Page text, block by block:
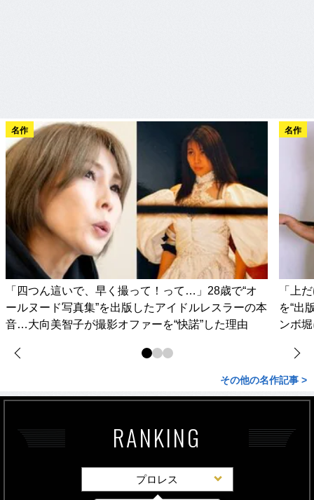
名作
「四つん這いで、早く撮って！って…」28歳で“オ
ールヌード写真集”を出版したアイドルレスラーの本
音…大向美智子が撮影オファーを“快諾”した理由
名作
「上
を“出
ンボ
その他の名作記事 >
RANKING
プロレス